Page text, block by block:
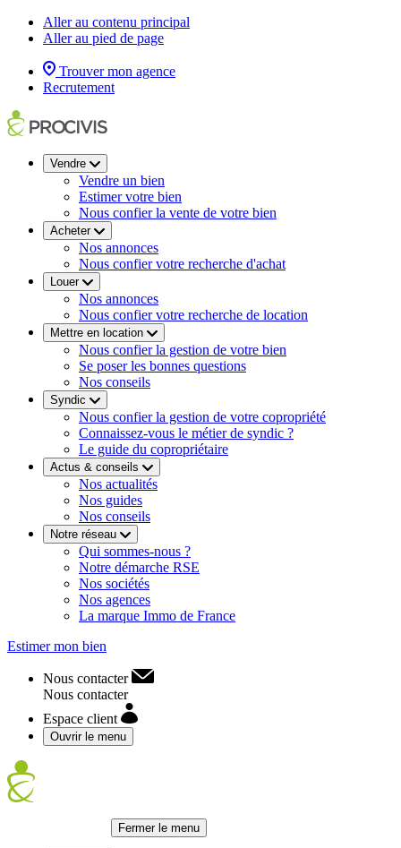
Aller au contenu principal
Aller au pied de page
Trouver mon agence
Recrutement
Vendre
Vendre un bien
Estimer votre bien
Nous confier la vente de votre bien
Acheter
Nos annonces
Nous confier votre recherche d'achat
Louer
Nos annonces
Nous confier votre recherche de location
Mettre en location
Nous confier la gestion de votre bien
Se poser les bonnes questions
Nos conseils
Syndic
Nous confier la gestion de votre copropriété
Connaissez-vous le métier de syndic ?
Le guide du copropriétaire
Actus & conseils
Nos actualités
Nos guides
Nos conseils
Notre réseau
Qui sommes-nous ?
Notre démarche RSE
Nos sociétés
Nos agences
La marque Immo de France
Estimer mon bien
Nous contacter
Nous contacter
Espace client
Ouvrir le menu
Fermer le menu